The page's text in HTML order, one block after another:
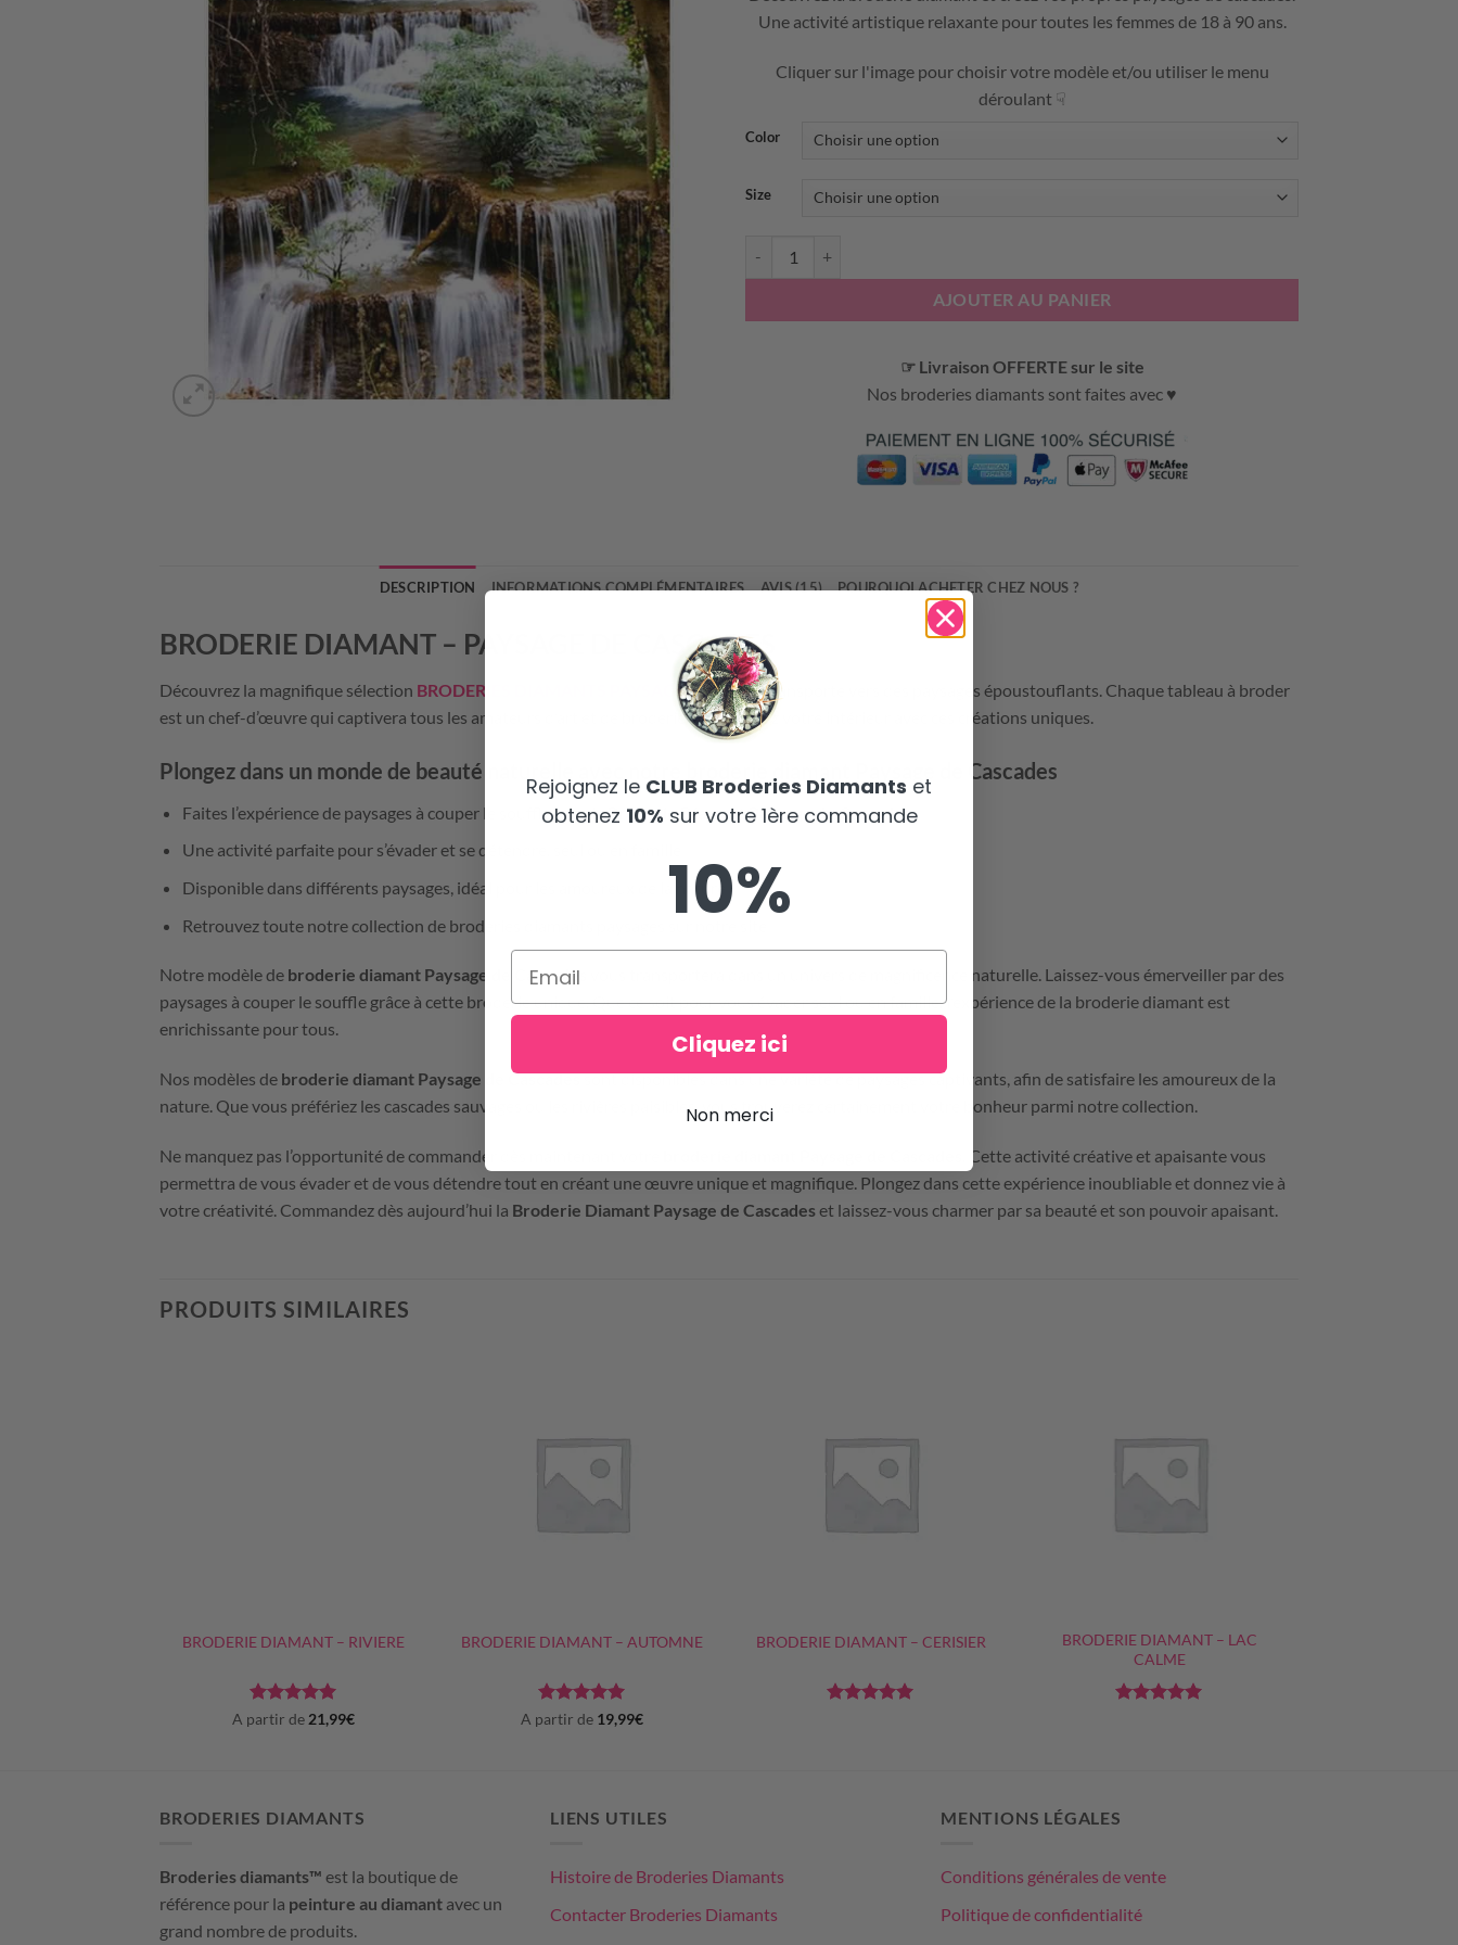
Une activité artistique relaxante pour toutes les femmes de 18 à 90 ans.
Cliquer sur l'image pour choisir votre modèle et/ou utiliser le menu
déroulant ☟
Color
Size
AJOUTER AU PANIER
☞ Livraison OFFERTE sur le site
Nos broderies diamants sont faites avec ♥
DESCRIPTION INFORMATIONS COMPLÉMENTAIRES AVIS (15) POURQUOI ACHETER CHEZ NOUS ?
BRODERIE DIAMANT – PAYSAGE DE CASCADES
Découvrez la magnifique sélection BRODERIES DIAMANTS PAYSAGESqui vous transporte vers des paysages époustouflants. Chaque tableau à broder
est un chef-d’œuvre qui captivera tous les amateurs d’art et de broderie. Embellissez votre intérieur avec ces créations uniques.
Plongez dans un monde de beauté naturelle avec notre broderie diamant Paysage de Cascades
Faites l’expérience de paysages à couper le souffle avec laBroderie Diamant Paysage de Cascades
Une activité parfaite pour s’évader et se détendre, seul ou en famille
Disponible dans différents paysages, idéal pour les amoureux de la nature
Retrouvez toute notre collection de broderies diamants paysages sur notre site
Notre modèle de broderie diamant Paysage de Cascades
vous transportera dans un univers de magnificence naturelle. Laissez-vous émerveiller par des
paysages à couper le souffle grâce à cette broderie unique. Que ce soit pour vous évader seul ou en famille, l’expérience de la broderie diamant est
enrichissante pour tous.
Nos modèles de broderie diamant Paysage de Cascadessont disponibles dans une variété de paysages captivants, afin de satisfaire les amoureux de la
nature. Que vous préfériez les cascades sauvages ou les rivières paisibles, vous trouverez certainement votre bonheur parmi notre collection.
Ne manquez pas l’opportunité de commander dès maintenant votre
. Cette activité créative et apaisante vous
permettra de vous évader et de vous détendre tout en créant une œuvre unique et magnifique. Plongez dans cette expérience inoubliable et donnez vie à
votre créativité. Commandez dès aujourd’hui la Broderie Diamant Paysage de Cascadeset laissez-vous charmer par sa beauté et son pouvoir apaisant.
PRODUITS SIMILAIRES
BRODERIE DIAMANT – RIVIERE
Note5sur
A partir de 21,99€
BRODERIE DIAMANT – AUTOMNE
Note5sur
A partir de 19,99€
BRODERIE DIAMANT – CERISIER
BRODERIE DIAMANT – LAC
CALME
BRODERIES DIAMANTS
Broderies diamants™ est la boutique de
référence pour la peinture au diamant avec un
grand nombre de produits.
LIENS UTILES
Histoire de Broderies Diamants
Contacter Broderies Diamants
MENTIONS LÉGALES
Conditions générales de vente
Politique de confidentialité
Rejoignez le CLUB Broderies Diamants et
obtenez 10% sur votre 1ère commande
10%
Cliquez ici
Non merci